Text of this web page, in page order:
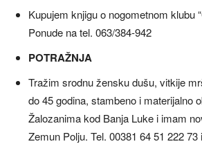
Kupujem knjigu o nogometnom klubu
Ponude na tel. 063/384-942
POTRAŽNJA
Tražim srodnu žensku dušu, vitkije
do 45 godina, stambeno i materijalno
Žalozanima kod Banja Luke i imam
Zemun Polju. Tel. 00381 64 51 222